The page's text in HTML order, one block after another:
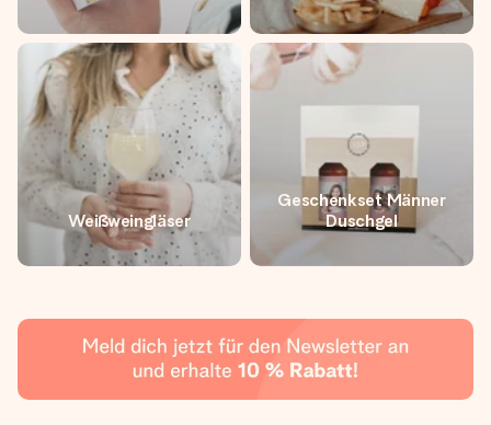
Weißweingläser
Geschenkset Männer
Duschgel